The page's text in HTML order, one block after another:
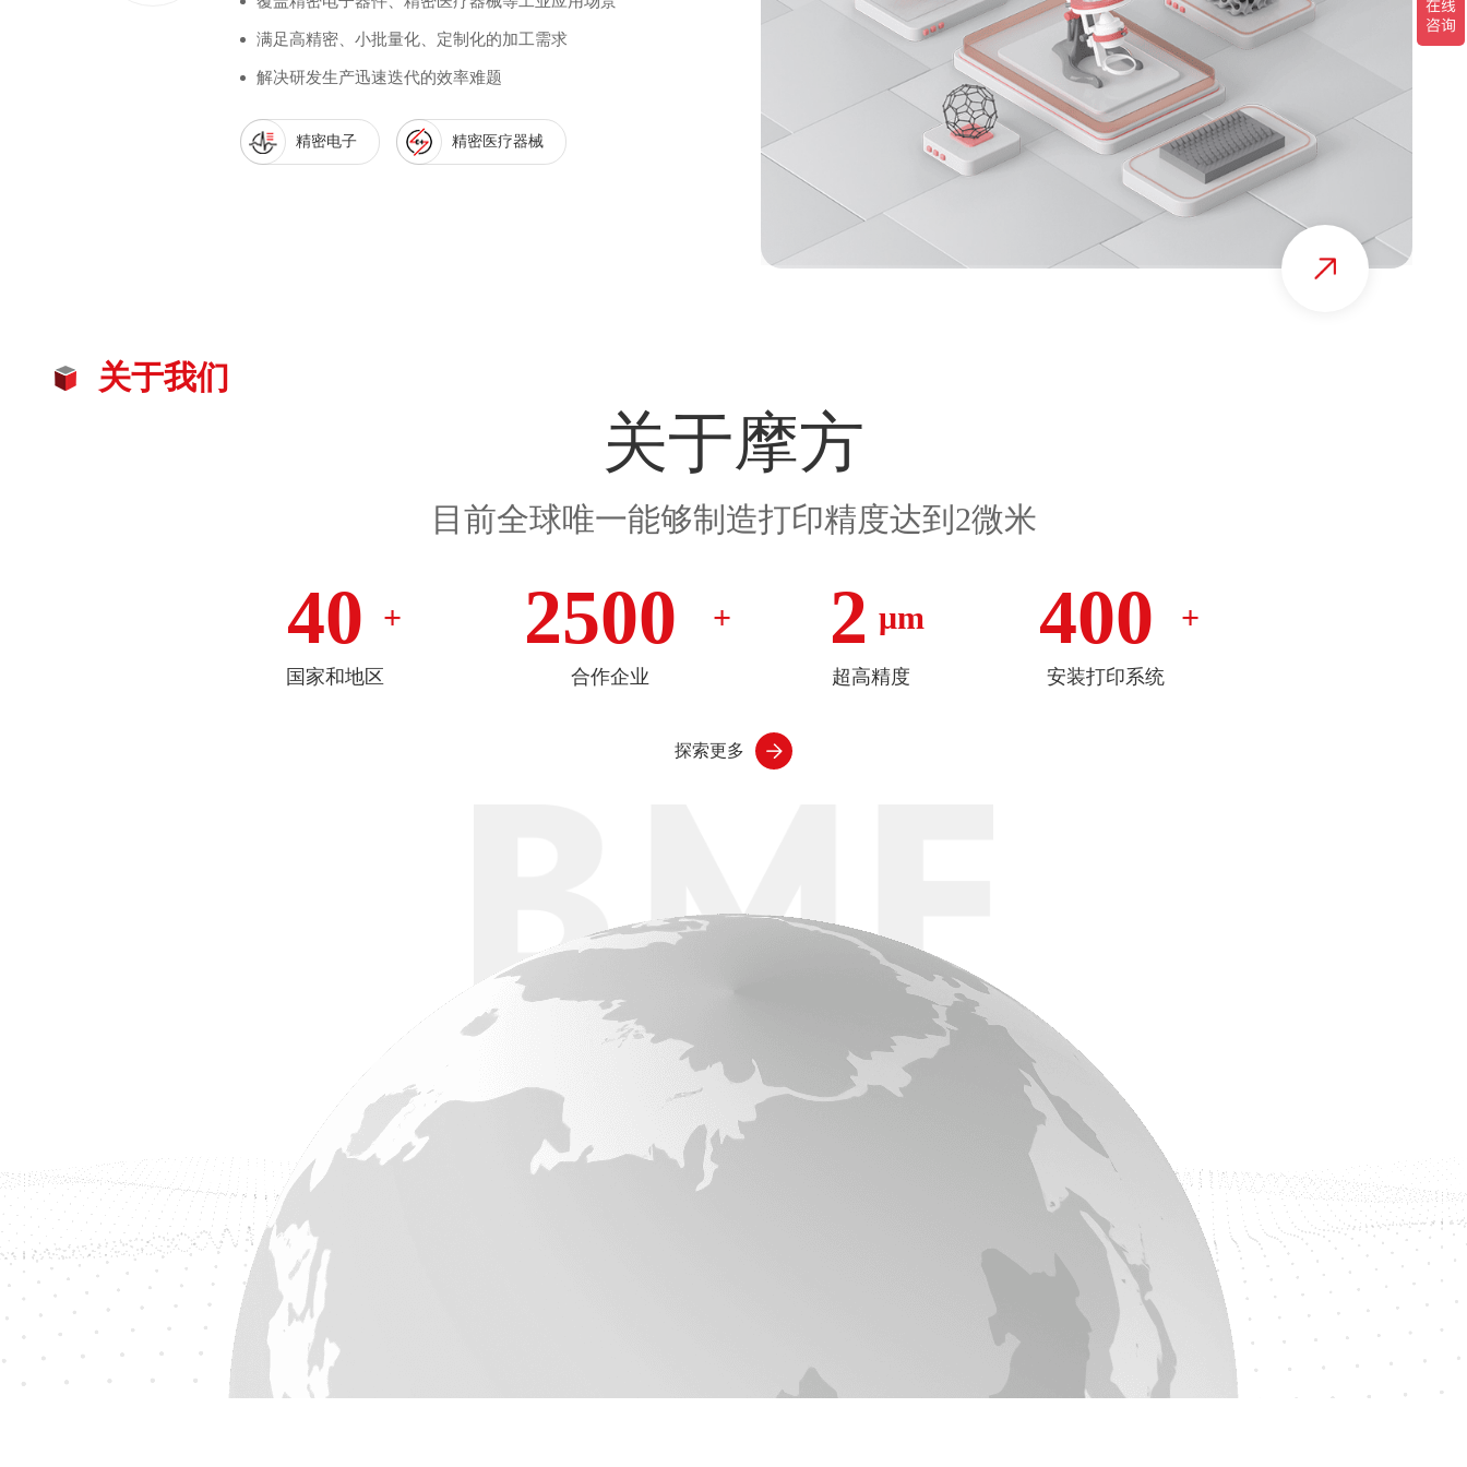
满足高精密、小批量化、定制化的加工需求
解决研发生产迅速迭代的效率难题
精密电子 精密医疗器械
关于我们
关于摩方
目前全球唯一能够制造打印精度达到2微米
40 +
国家和地区
2500 +
合作企业
2 μm
超高精度
400 +
安装打印系统
探索更多